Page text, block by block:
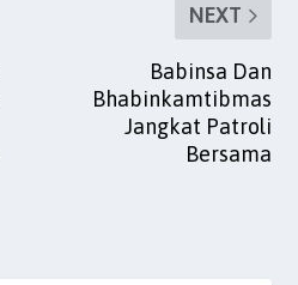
NEXT
Babinsa Dan
Bhabinkamtibmas
Jangkat Patroli
Bersama